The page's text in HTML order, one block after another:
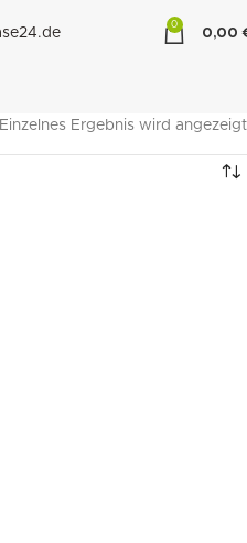
0
0,00
Einzelnes Ergebnis wird angezeigt